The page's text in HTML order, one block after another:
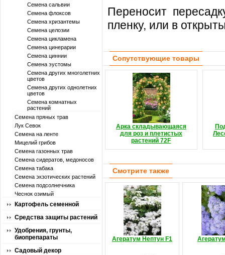
Семена сальвии
Семена флоксов
Семена хризантемы
Семена целозии
Семена цикламена
Семена цинерарии
Семена циннии
Семена эустомы
Семена других многолетних
цветов
Семена других однолетних
цветов
Семена комнатных
растений
Семена пряных трав
Лук Севок
Семена на ленте
Мицелий грибов
Семена газонных трав
Семена сидератов, медоносов
Семена табака
Семена экзотических растений
Семена подсолнечника
Чеснок озимый
Картофель семенной
Средства защиты растений
Удобрения, грунты,
биопрепараты
Садовый декор
Переносит
пленку, или в
Сопутствующие товары
Арка складывающаяся
для роз и плетистых
растений 72F
Смотрите также
Агератум Нептун F1